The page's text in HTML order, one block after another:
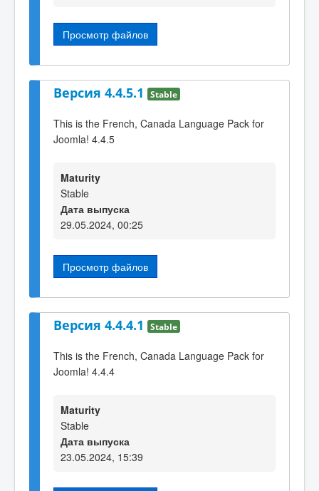
Просмотр файлов
Версия 4.4.5.1 Stable
This is the French, Canada Language Pack for
Joomla! 4.4.5
Maturity
Stable
Дата выпуска
29.05.2024, 00:25
Просмотр файлов
Версия 4.4.4.1 Stable
This is the French, Canada Language Pack for
Joomla! 4.4.4
Maturity
Stable
Дата выпуска
23.05.2024, 15:39